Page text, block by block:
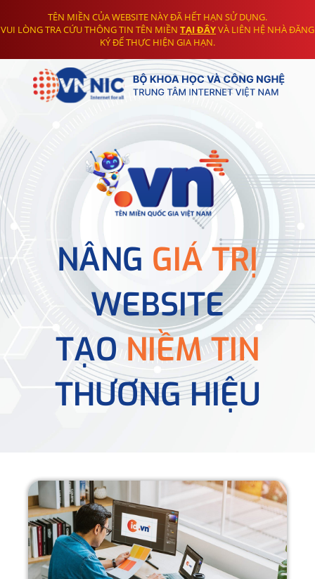
TÊN MIỀN CỦA WEBSITE NÀY ĐÃ HẾT HẠN SỬ DỤNG.
VUI LÒNG TRA CỨU THÔNG TIN TÊN MIỀN TẠI ĐÂYVÀ LIÊN HỆ NHÀ ĐĂNG
KÝ ĐỂ THỰC HIỆN GIA HẠN.
NÂNG GIÁ TRỊ
WEBSITE
TẠONIỀM TIN
THƯƠNG HIỆU